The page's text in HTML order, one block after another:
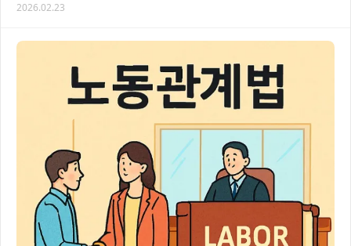
아보겠습니다. 산재 사건은 복잡한 법적 절차와…
2026.02.23